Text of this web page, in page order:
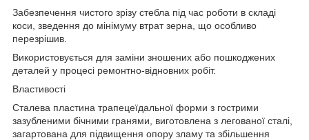
Забезпечення чистого зрізу стебла під час роботи в складі
коси, зведення до мінімуму втрат зерна, що особливо
перезрішив.
Використовується для заміни зношених або пошкоджених
деталей у процесі ремонтно-відновних робіт.
Властивості
Сталева пластина трапецеїдальної форми з гострими
зазубленими бічними гранями, виготовлена з легованої сталі,
загартована для підвищення опору зламу та збільшення